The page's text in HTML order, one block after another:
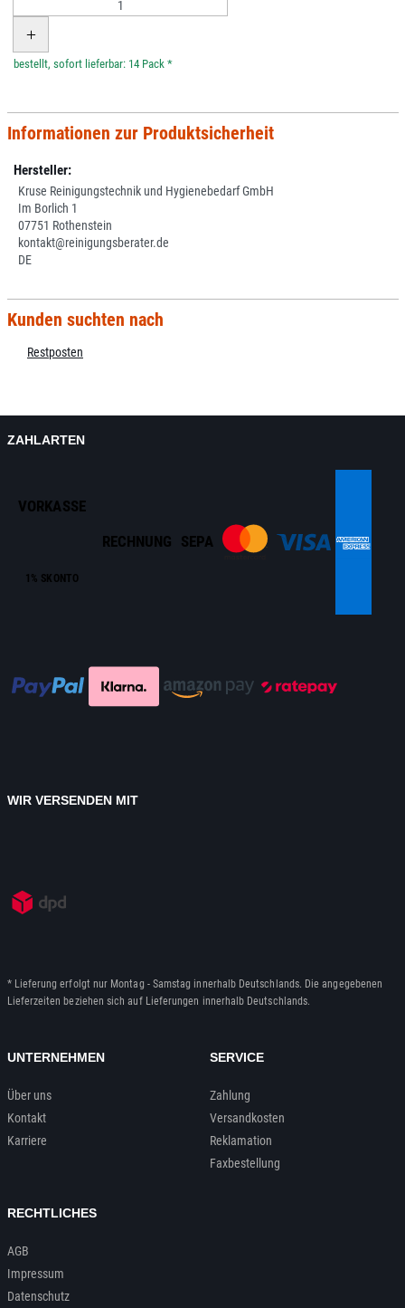
*
Informationen zur Produktsicherheit
Hersteller:
Kruse Reinigungstechnik und Hygienebedarf GmbH
Im Borlich 1
07751 Rothenstein
kontakt@reinigungsberater.de
DE
Kunden suchten nach
Restposten
ZAHLARTEN
VORKASSE
1% SKONTO
RECHNUNG SEPA
WIR VERSENDEN MIT
* Lieferung erfolgt nur Montag - Samstag innerhalb Deutschlands. Die angegebenen
Lieferzeiten beziehen sich auf Lieferungen innerhalb Deutschlands.
UNTERNEHMEN
Über uns
Kontakt
Karriere
SERVICE
Zahlung
Versandkosten
Reklamation
Faxbestellung
RECHTLICHES
AGB
Impressum
Datenschutz